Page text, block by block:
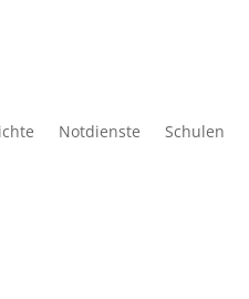
Notdienste Schulen